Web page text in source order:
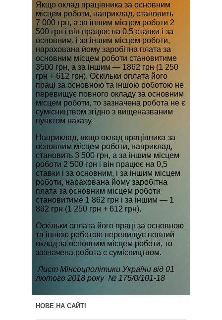
Якщо оклад працівника за основним
місцем роботи, наприклад, становить
7 000 грн, а за іншим місцем роботи 2
500 грн і він працює на 0,5 ставки і за
основним, і за іншим місцем роботи,
нарахована йому заробітна плата за
основним місцем роботи становитиме
3500 грн, а за іншим — 1862 грн (1 250
грн + 612 грн). Оскільки оплата його
праці за основною та іншою роботою не
перевищує повного окладу за основним
місцем роботи, то зазначена робота не є
сумісництвом згідно з вищеназваним
пунктом наказу.
Наприклад, якщо оклад працівника за
основним місцем роботи, наприклад,
становить 3 500 грн, а за іншим місцем
роботи 2 500 грн і він працює на 0,5
ставки і за основним, і за іншим місцем
роботи, нарахована йому заробітна
плата за основним місцем роботи
становитиме 1 862 грн і за іншим — 1
862 грн (1 250 грн + 612 грн).
Оскільки оплата його праці за основною
та іншою роботою перевищує повний
оклад за основним місцем роботи, то
зазначена робота є сумісництвом.
Лист Мінсоцполітики України від 01
лютого 2018 року № 175/0/101-18
НОВЕ НА САЙТІ